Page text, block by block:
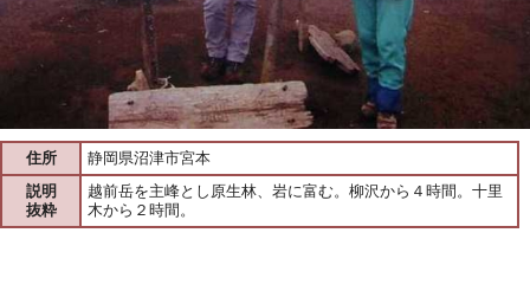
住所
静岡県沼津市宮本
説明
抜粋
越前岳を主峰とし原生林、岩に富む。柳沢から４時間。十里
木から２時間。